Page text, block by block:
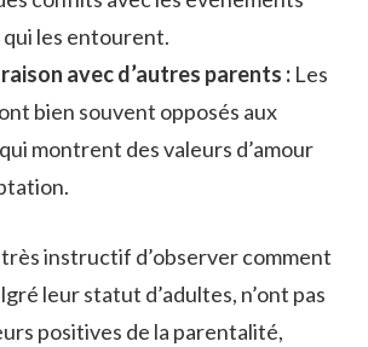
qui les entourent.
avec d’autres parents : Les
bien souvent opposés aux
montrent des valeurs d’amour
instructif d’observer comment
leur statut d’adultes, n’ont pas
positives de la parentalité,